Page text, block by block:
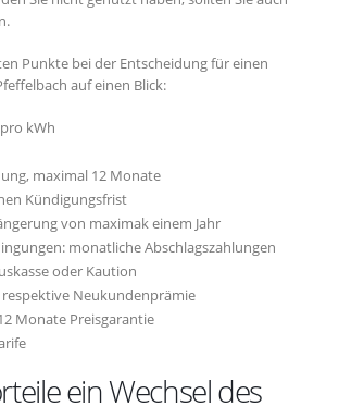
Punkte bei der Entscheidung für einen
auf einen Blick:
kWh
maximal 12 Monate
Kündigungsfrist
von maximak einem Jahr
monatliche Abschlagszahlungen
oder Kaution
Neukundenprämie
Monate Preisgarantie
ein Wechsel des